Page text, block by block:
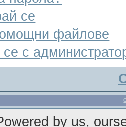
се
файлове
с
by us,